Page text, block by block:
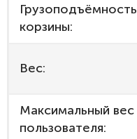
Грузоподъёмность
корзины:
Вес:
Максимальный вес
пользователя: